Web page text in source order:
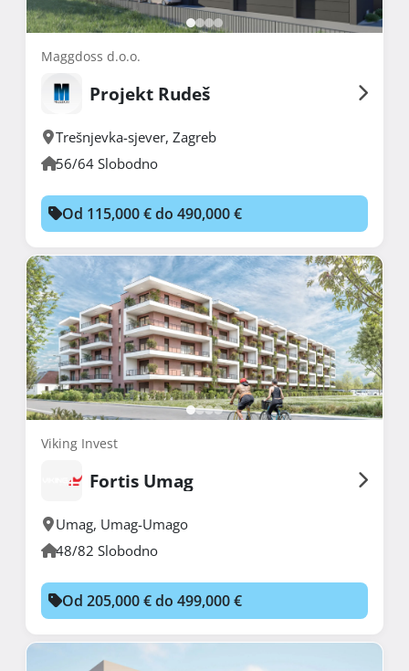
Maggdoss d.o.o.
Projekt Rudeš
Trešnjevka-sjever, Zagreb
56/64 Slobodno
Od 115,000 € do 490,000 €
Viking Invest
Fortis Umag
Umag, Umag-Umago
48/82 Slobodno
Od 205,000 € do 499,000 €